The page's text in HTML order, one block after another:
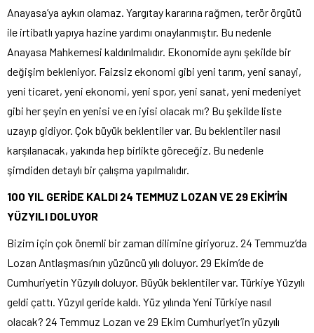
Anayasa’ya aykırı olamaz. Yargıtay kararına rağmen, terör örgütü
ile irtibatlı yapıya hazine yardımı onaylanmıştır. Bu nedenle
Anayasa Mahkemesi kaldırılmalıdır. Ekonomide aynı şekilde bir
değişim bekleniyor. Faizsiz ekonomi gibi yeni tarım, yeni sanayi,
yeni ticaret, yeni ekonomi, yeni spor, yeni sanat, yeni medeniyet
gibi her şeyin en yenisi ve en iyisi olacak mı? Bu şekilde liste
uzayıp gidiyor. Çok büyük beklentiler var. Bu beklentiler nasıl
karşılanacak, yakında hep birlikte göreceğiz. Bu nedenle
şimdiden detaylı bir çalışma yapılmalıdır.
100 YIL GERİDE KALDI 24 TEMMUZ LOZAN VE 29 EKİM’İN
YÜZYILI DOLUYOR
Bizim için çok önemli bir zaman dilimine giriyoruz. 24 Temmuz’da
Lozan Antlaşması’nın yüzüncü yılı doluyor. 29 Ekim’de de
Cumhuriyetin Yüzyılı doluyor. Büyük beklentiler var. Türkiye Yüzyılı
geldi çattı. Yüzyıl geride kaldı. Yüz yılında Yeni Türkiye nasıl
olacak? 24 Temmuz Lozan ve 29 Ekim Cumhuriyet’in yüzyılı